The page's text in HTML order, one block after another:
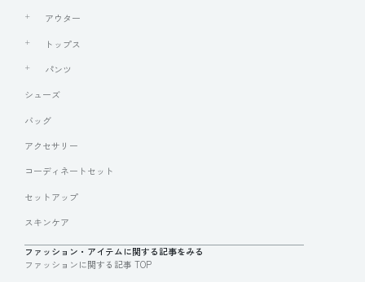
アウター
トップス
パンツ
シューズ
バッグ
アクセサリー
コーディネートセット
セットアップ
スキンケア
ファッション・アイテムに関する記事をみる
ファッションに関する記事 TOP